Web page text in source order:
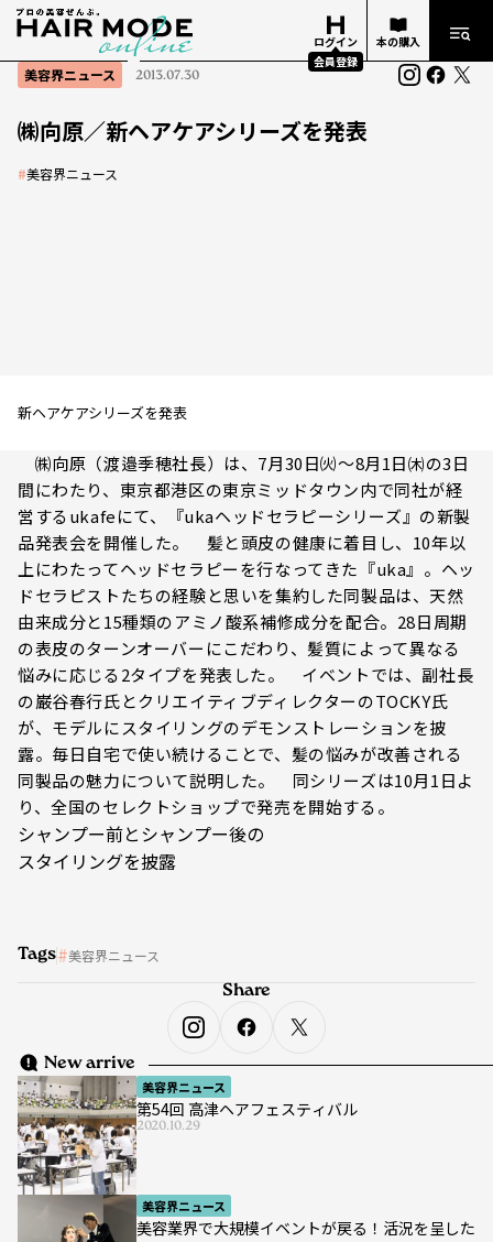
ログイン
会員登録
本の購入
美容界ニュース 2013.07.30
㈱向原／新ヘアケアシリーズを発表
#美容界ニュース
新ヘアケアシリーズを発表
㈱向原（渡邉季穂社長）は、7月30日㈫〜8月1日㈭の3日
間にわたり、東京都港区の東京ミッドタウン内で同社が経
営するukafeにて、『ukaヘッドセラピーシリーズ』の新製
品発表会を開催した。 髪と頭皮の健康に着目し、10年以
上にわたってヘッドセラピーを行なってきた『uka』。ヘッ
ドセラピストたちの経験と思いを集約した同製品は、天然
由来成分と15種類のアミノ酸系補修成分を配合。28日周期
の表皮のターンオーバーにこだわり、髪質によって異なる
悩みに応じる2タイプを発表した。 イベントでは、副社長
の巌谷春行氏とクリエイティブディレクターのTOCKY氏
が、モデルにスタイリングのデモンストレーションを披
露。毎日自宅で使い続けることで、髪の悩みが改善される
同製品の魅力について説明した。 同シリーズは10月1日よ
り、全国のセレクトショップで発売を開始する。
シャンプー前とシャンプー後の
スタイリングを披露
Tags 美容界ニュース
New arrive
美容界ニュース
第54回 高津ヘアフェスティバル
2020.10.29
美容界ニュース
美容業界で大規模イベントが戻る！活況を呈した
Share